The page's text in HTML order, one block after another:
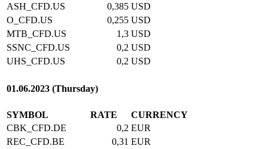
ASH_CFD.US
0,385 USD
O_CFD.US
0,255 USD
MTB_CFD.US
1,3 USD
SSNC_CFD.US
0,2 USD
UHS_CFD.US
0,2 USD
01.06.2023 (Thursday)
SYMBOL RATE
CURRENCY
CBK_CFD.DE
0,2 EUR
REC_CFD.BE
0,31 EUR